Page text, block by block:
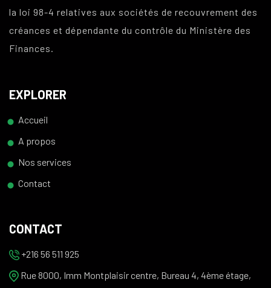
la loi 98-4 relatives aux sociétés de recouvrement des
créances et dépendante du contrôle du Ministère des
Finances.
EXPLORER
Accueil
A propos
Nos services
Contact
CONTACT
+216 56 511 925
Rue 8000, Imm Montplaisir centre, Bureau 4, 4ème étage,